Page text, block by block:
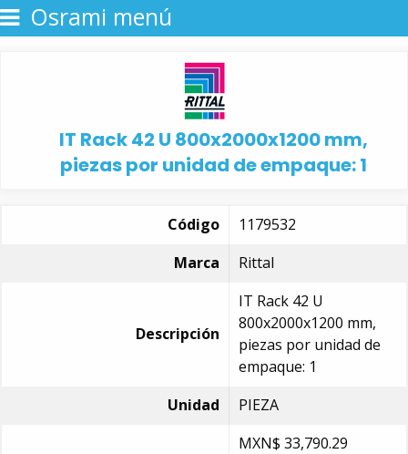
Osrami menú
IT Rack 42 U 800x2000x1200 mm,
piezas por unidad de empaque: 1
Código
1179532
Marca
Rittal
Descripción
IT Rack 42 U
800x2000x1200 mm,
piezas por unidad de
empaque: 1
Unidad
PIEZA
MXN$ 33,790.29